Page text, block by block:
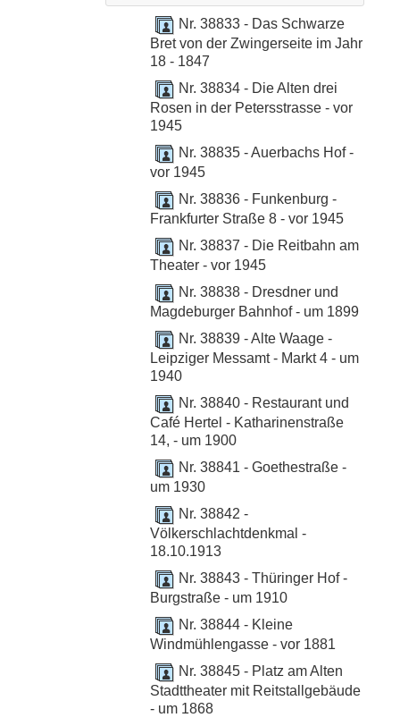
Nr. 38833 - Das Schwarze
Bret von der Zwingerseite im Jahr
18 - 1847
Nr. 38834 - Die Alten drei
Rosen in der Petersstrasse - vor
1945
Nr. 38835 - Auerbachs Hof -
vor 1945
Nr. 38836 - Funkenburg -
Frankfurter Straße 8 - vor 1945
Nr. 38837 - Die Reitbahn am
Theater - vor 1945
Nr. 38838 - Dresdner und
Magdeburger Bahnhof - um 1899
Nr. 38839 - Alte Waage -
Leipziger Messamt - Markt 4 - um
1940
Nr. 38840 - Restaurant und
Café Hertel - Katharinenstraße
14, - um 1900
Nr. 38841 - Goethestraße -
um 1930
Nr. 38842 -
Völkerschlachtdenkmal -
18.10.1913
Nr. 38843 - Thüringer Hof -
Burgstraße - um 1910
Nr. 38844 - Kleine
Windmühlengasse - vor 1881
Nr. 38845 - Platz am Alten
Stadttheater mit Reitstallgebäude
- um 1868